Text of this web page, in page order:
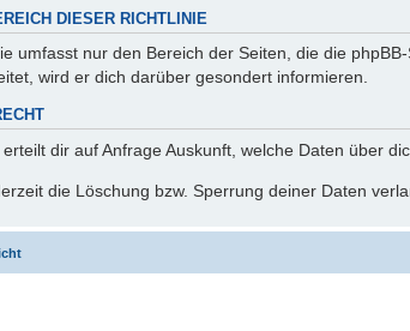
DIESER RICHTLINIE
umfasst nur den Bereich der Seiten, die die
wird er dich darüber gesondert informieren.
dir auf Anfrage Auskunft, welche Daten über
die Löschung bzw. Sperrung deiner Daten